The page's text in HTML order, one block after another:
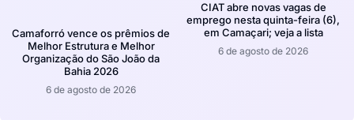
Camaforró vence os prêmios de
Melhor Estrutura e Melhor
Organização do São João da
Bahia 2026
6 de agosto de 2026
CIAT abre novas vagas de
emprego nesta quinta-feira (6),
em Camaçari; veja a lista
6 de agosto de 2026